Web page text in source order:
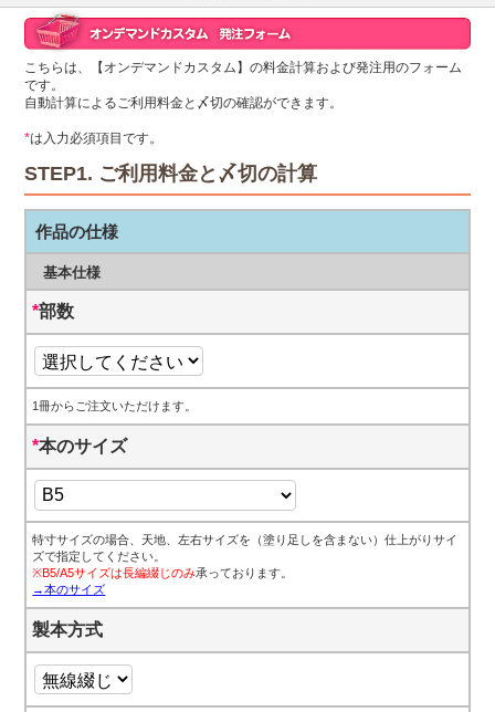
こちらは、【オンデマンドカスタム】の料金計算および発注用のフォーム
です。
自動計算によるご利用料金と〆切の確認ができます。
*は入力必須項目です。
STEP1. ご利用料金と〆切の計算
作品の仕様
基本仕様
*部数
1冊からご注文いただけます。
*本のサイズ
特寸サイズの場合、天地、左右サイズを（塗り足しを含まない）仕上がりサイ
ズで指定してください。
※B5/A5サイズは長編綴じのみ承っております。
→本のサイズ
製本方式